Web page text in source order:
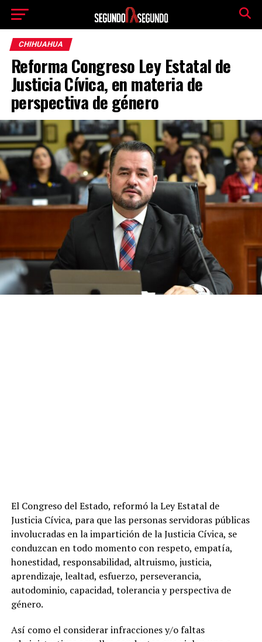
CHIHUAHUA
Reforma Congreso Ley Estatal de
Justicia Cívica, en materia de
perspectiva de género
El Congreso del Estado, reformó la Ley Estatal de
Justicia Cívica, para que las personas servidoras públicas
involucradas en la impartición de la Justicia Cívica, se
conduzcan en todo momento con respeto, empatía,
honestidad, responsabilidad, altruismo, justicia,
aprendizaje, lealtad, esfuerzo, perseverancia,
autodominio, capacidad, tolerancia y perspectiva de
género.
Así como el considerar infracciones y/o faltas